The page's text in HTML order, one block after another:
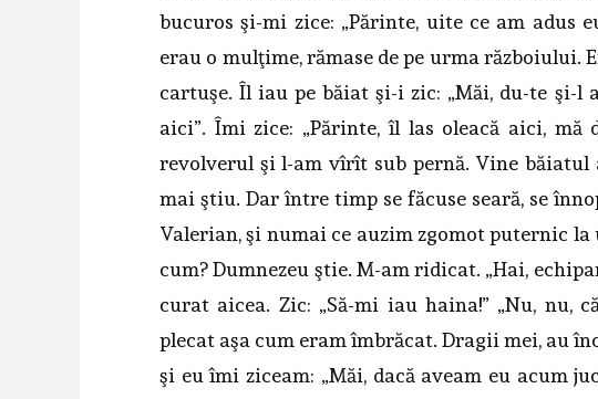
bucuros şi-mi zice: „Părinte, uite ce am adus
erau o mulţime, rămase de pe urma războiului.
cartuşe. Îl iau pe băiat şi-i zic: „Măi, du-te şi-
aici”. Îmi zice: „Părinte, îl las oleacă aici,
revolverul şi l-am vîrît sub pernă. Vine băiatul
mai ştiu. Dar între timp se făcuse seară, se
Valerian, şi numai ce auzim zgomot puternic
cum? Dumnezeu ştie. M-am ridicat. „Hai,
curat aicea. Zic: „Să-mi iau haina!” „Nu, nu,
plecat aşa cum eram îmbrăcat. Dragii mei, au
şi eu îmi ziceam: „Măi, dacă aveam eu acum